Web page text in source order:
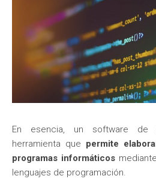
En esencia, un software de
herramienta que permite
programas informáticos
lenguajes de programación.